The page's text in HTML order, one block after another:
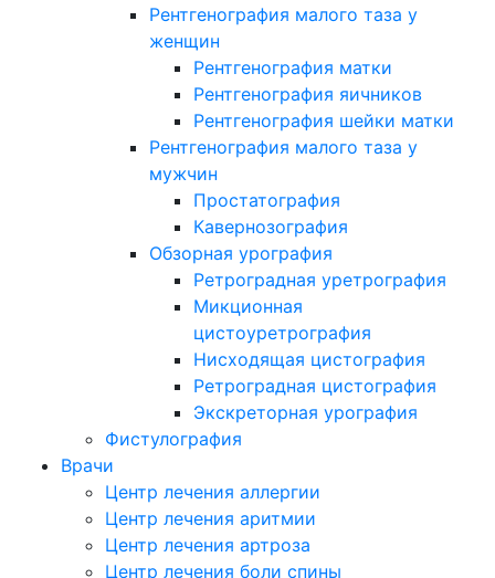
Рентгенография малого таза у
женщин
Рентгенография матки
Рентгенография яичников
Рентгенография шейки матки
Рентгенография малого таза у
мужчин
Простатография
Кавернозография
Обзорная урография
Ретроградная уретрография
Микционная
цистоуретрография
Нисходящая цистография
Ретроградная цистография
Экскреторная урография
Фистулография
Врачи
Центр лечения аллергии
Центр лечения аритмии
Центр лечения артроза
Центр лечения боли спины